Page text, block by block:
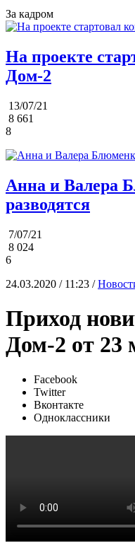
За кадром
На проекте
Дом-2
13/07/21
8 661
8
Анна и Валера
разводятся
7/07/21
8 024
6
24.03.2020 / 11:23 /
Приход
Дом-2 от 23
Facebook
Twitter
Вконтакте
Одноклассники